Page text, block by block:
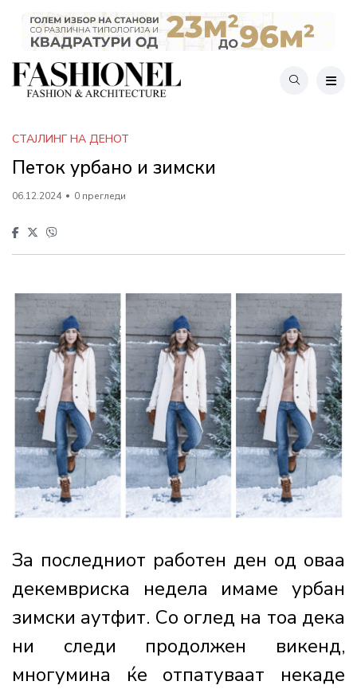
СТАЈЛИНГ НА ДЕНОТ
Петок урбано и зимски
06.12.2024 0 прегледи
За последниот работен ден од оваа
декемвриска недела имаме урбан
зимски аутфит. Со оглед на тоа дека
ни следи продолжен викенд,
многумина ќе отпатуваат некаде